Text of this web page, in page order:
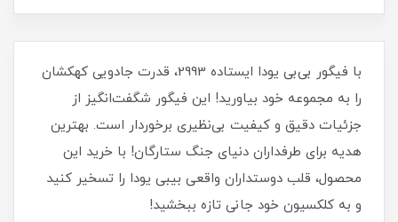
با فیگور بی‌بی یودا ایستاده 2993، قدرت جادویی کهکشان
را به مجموعه خود بیاورید! این فیگور شگفت‌انگیز از
جزئیات دقیق و کیفیت بی‌نظیری برخوردار است. بهترین
هدیه برای طرفداران دنیای جنگ ستارگان! با خرید این
محصول، قلب دوستداران واقعی بیبی یودا را تسخیر کنید
و به کلکسیون خود جانی تازه ببخشید!